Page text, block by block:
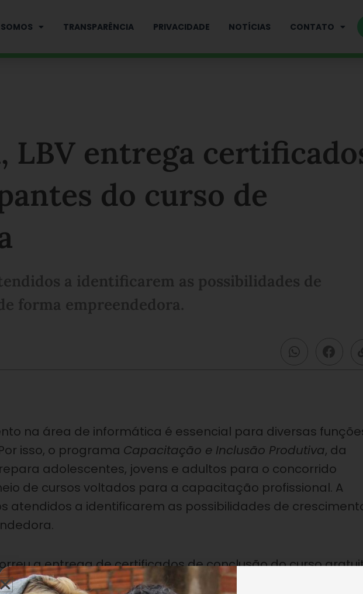
TRANSPARÊNCIA PRIVACIDADE NOTÍCIAS CONTATO
LBV entrega
do curso de
a identificarem as possibilidades de
forma empreendedora.
na área de informática é essencial para diversas
isso, o programa Capacitação e Inclusão Produtiva, da
adolescentes, jovens e adultos para o concorrido
de cursos voltados para a capacitação profissional. A
atendidos a identificarem as possibilidades de
a entrega de certificados de conclusão do curso
de Assistência Social da Instituição, em Niterói.